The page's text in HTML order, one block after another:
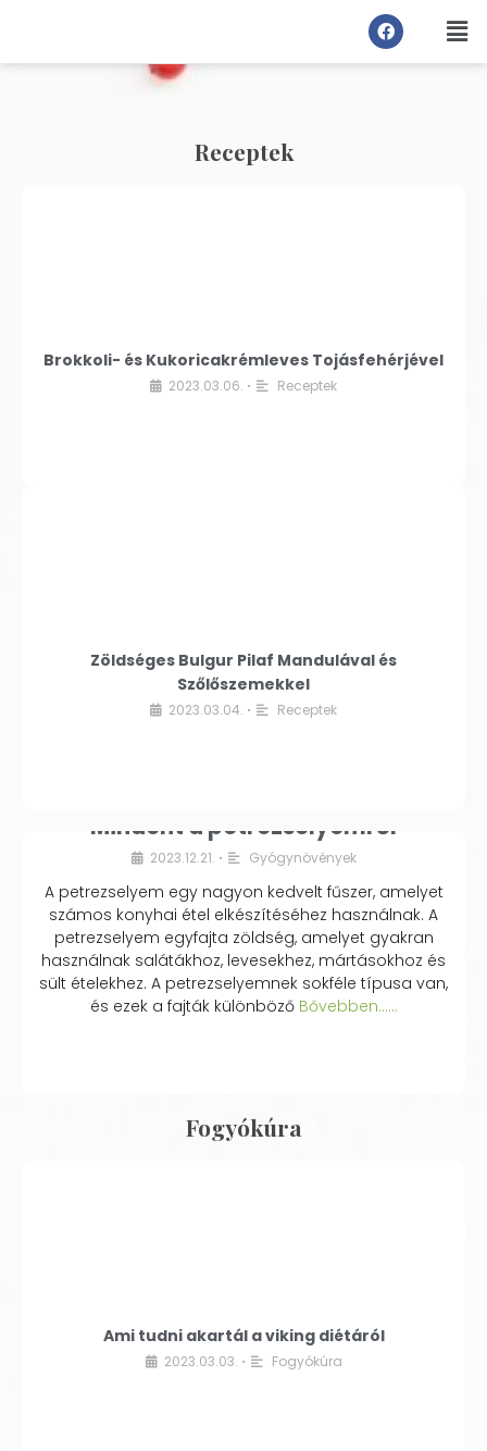
Receptek
Brokkoli- és Kukoricakrémleves Tojásfehérjével
2023.03.06. • Receptek
Zöldséges Bulgur Pilaf Mandulával és
Szőlőszemekkel
2023.03.04. • Receptek
Mindent a petrezselyemről
2023.12.21. • Gyógynövények
A petrezselyem egy nagyon kedvelt fűszer, amelyet
számos konyhai étel elkészítéséhez használnak. A
petrezselyem egyfajta zöldség, amelyet gyakran
használnak salátákhoz, levesekhez, mártásokhoz és
sült ételekhez. A petrezselyemnek sokféle típusa van,
és ezek a fajták különbözőBővebben...…
Fogyókúra
Ami tudni akartál a viking diétáról
2023.03.03. • Fogyókúra